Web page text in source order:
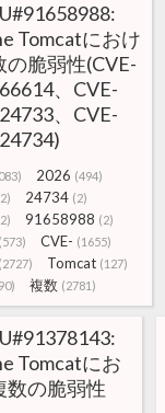
Tomcatにおけ
の脆弱性(CVE-
、CVE-
、CVE-
2026 (494)
24734 (2)
91658988 (2)
(573) CVE- (1655)
(2727) Tomcat (127)
複数 (2781)
Tomcatにお
数の脆弱性